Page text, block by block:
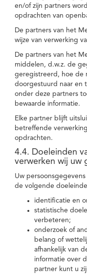
en/of zijn partners
opdrachten van
De partners van het
wijze van verwerking
De partners van het
middelen, d.w.z. de
geregistreerd, hoe de
doorgestuurd naar en
onder deze partners
bewaarde informatie.
Elke partner blijft
betreffende
opdrachten.
4.4. Doeleinden
verwerken wij uw
Uw
de volgende
identificatie en
statistische
verbeteren;
onderzoek of
belang of
afhankelijk van
informatie over
partner kunt u